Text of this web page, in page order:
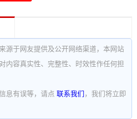
源于网友提供及公开网络渠道，本网站
内容真实性、完整性、时效性作任何担
息有误等，请点 联系我们 ，我们将立即